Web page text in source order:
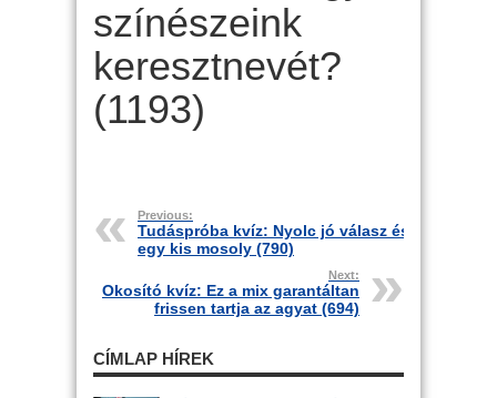
színészeink
keresztnevét?
(1193)
Previous:
Tudáspróba kvíz: Nyolc jó válasz és
egy kis mosoly (790)
Next:
Okosító kvíz: Ez a mix garantáltan
frissen tartja az agyat (694)
CÍMLAP HÍREK